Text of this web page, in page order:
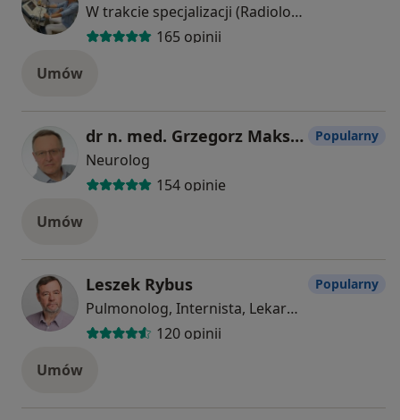
W trakcie specjalizacji (Radiolog), Ultrasonografista
165 opinii
Umów
dr n. med. Grzegorz Maksymiuk
Neurolog
154 opinie
Popularny
Umów
Leszek Rybus
Pulmonolog, Internista, Lekarz rodzinny
120 opinii
Popularny
Umów